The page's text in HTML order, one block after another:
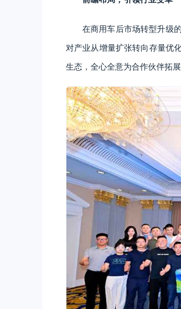
在商用车后市场转型升级
对产业从增量扩张转向存量优
生态，全心全意为合作伙伴拓展